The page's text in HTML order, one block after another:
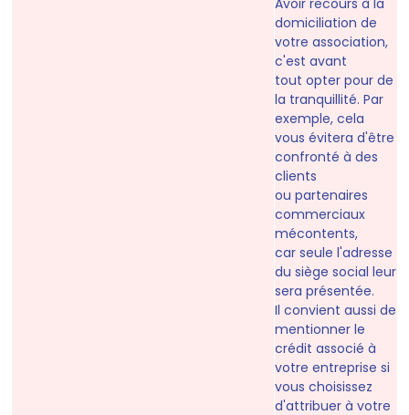
Avoir recours à la
domiciliation de
votre association,
c'est avant
tout opter pour de
la tranquillité. Par
exemple, cela
vous évitera d'être
confronté à des
clients
ou partenaires
commerciaux
mécontents,
car seule l'adresse
du siège social leur
sera présentée.
Il convient aussi de
mentionner le
crédit associé à
votre entreprise si
vous choisissez
d'attribuer à votre